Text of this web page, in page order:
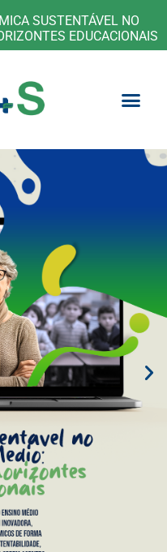
SUSTENTÁVEL NO
EDUCACIONAIS